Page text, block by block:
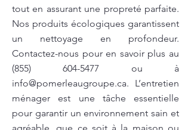
tout en assurant une propreté parfaite.
Nos produits écologiques garantissent
un nettoyage en profondeur.
Contactez-nous pour en savoir plus au
(855) 604-5477 ou à
info@pomerleaugroupe.ca. L’entretien
ménager est une tâche essentielle
pour garantir un environnement sain et